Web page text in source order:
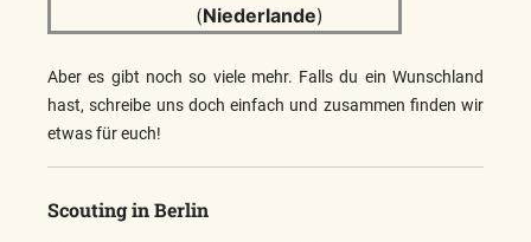
(Niederlande)
Aber es gibt noch so viele mehr. Falls du ein Wunschland
hast, schreibe uns doch einfach und zusammen finden wir
etwas für euch!
Scouting in Berlin